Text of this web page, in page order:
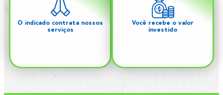
O indicado contrata nossos
serviços
Você recebe o valor
investido